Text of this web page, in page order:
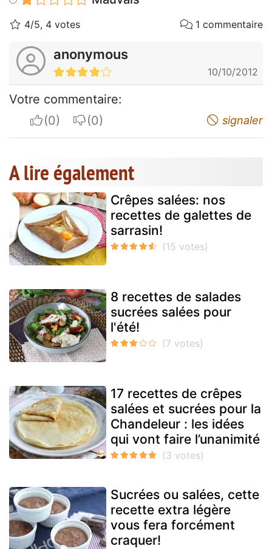
4/5, 4 votes 1 commentaire
anonymous
10/10/2012
Votre commentaire:
I apreciateI do not appreciate signaler
A lire également
Crêpes salées: nos
recettes de galettes de
sarrasin!
8 recettes de salades
sucrées salées pour
l'été!
17 recettes de crêpes
salées et sucrées pour la
Chandeleur : les idées
qui vont faire l’unanimité
Sucrées ou salées, cette
recette extra légère
vous fera forcément
craquer!